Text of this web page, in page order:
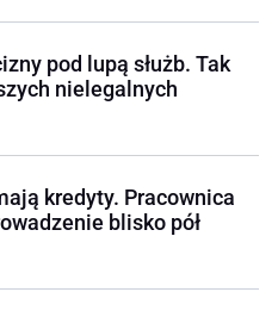
pod lupą służb. Tak
nielegalnych
kredyty. Pracownica
blisko pół